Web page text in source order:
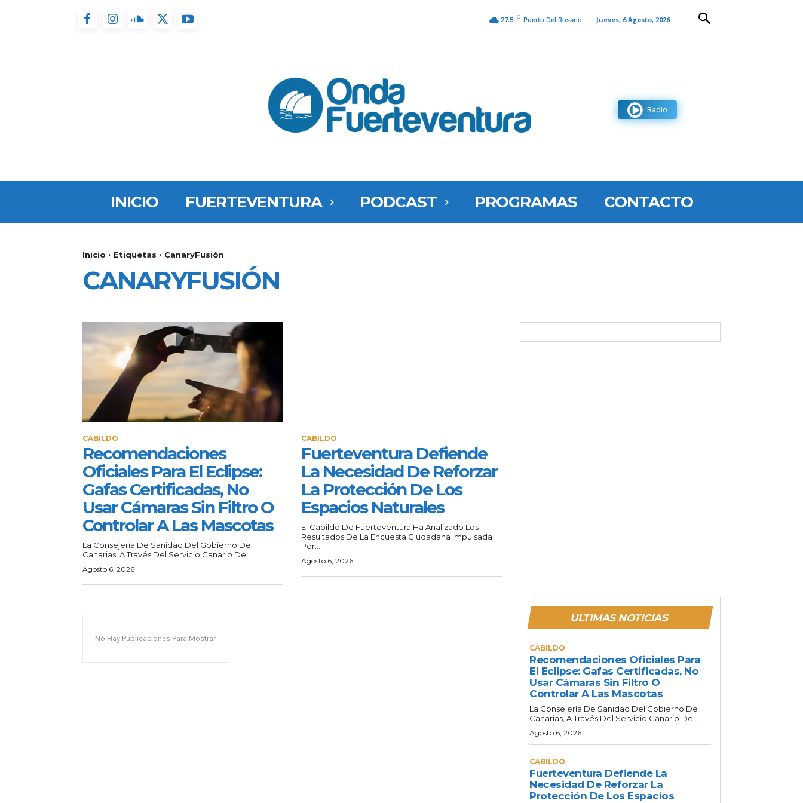
27.5 C Puerto Del Rosario Jueves, 6 Agosto, 2026
Radio
INICIO FUERTEVENTURA PODCAST PROGRAMAS CONTACTO
Inicio Etiquetas CanaryFusión
CANARYFUSIÓN
CABILDO
Recomendaciones
Oficiales Para El Eclipse:
Gafas Certificadas, No
Usar Cámaras Sin Filtro O
Controlar A Las Mascotas
La Consejería De Sanidad Del Gobierno De
Canarias, A Través Del Servicio Canario De...
Agosto 6, 2026
CABILDO
Fuerteventura Defiende
La Necesidad De Reforzar
La Protección De Los
Espacios Naturales
El Cabildo De Fuerteventura Ha Analizado Los
Resultados De La Encuesta Ciudadana Impulsada
Por...
Agosto 6, 2026
No Hay Publicaciones Para Mostrar
ULTIMAS NOTICIAS
CABILDO
Recomendaciones Oficiales Para
El Eclipse: Gafas Certificadas, No
Usar Cámaras Sin Filtro O
Controlar A Las Mascotas
La Consejería De Sanidad Del Gobierno De
Canarias, A Través Del Servicio Canario De...
Agosto 6, 2026
CABILDO
Fuerteventura Defiende La
Necesidad De Reforzar La
Protección De Los Espacios